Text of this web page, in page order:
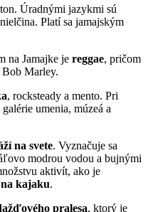
Úradnými jazykmi sú
Platí sa jamajským
na Jamajke je reggae, pričom
Bob Marley.
, rocksteady a mento. Pri
umenia, múzeá a
na svete. Vyznačuje sa
modrou vodou a bujnými
aktivít, ako je
kajaku.
pralesa, ktorý je